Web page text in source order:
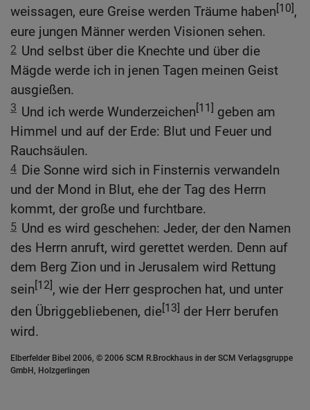
weissagen, eure Greise werden Träume haben[10],
eure jungen Männer werden Visionen sehen.
2 Und selbst über die Knechte und über die
Mägde werde ich in jenen Tagen meinen Geist
ausgießen.
3 Und ich werde Wunderzeichen[11] geben am
Himmel und auf der Erde: Blut und Feuer und
Rauchsäulen.
4 Die Sonne wird sich in Finsternis verwandeln
und der Mond in Blut, ehe der Tag des Herrn
kommt, der große und furchtbare.
5 Und es wird geschehen: Jeder, der den Namen
des Herrn anruft, wird gerettet werden. Denn auf
dem Berg Zion und in Jerusalem wird Rettung
sein[12], wie der Herr gesprochen hat, und unter
den Übriggebliebenen, die[13] der Herr berufen
wird.
Elberfelder Bibel 2006, © 2006 SCM R.Brockhaus in der SCM Verlagsgruppe
GmbH, Holzgerlingen